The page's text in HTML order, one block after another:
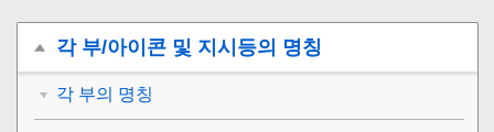
각 부/아이콘 및 지시등의 명칭
각 부의 명칭